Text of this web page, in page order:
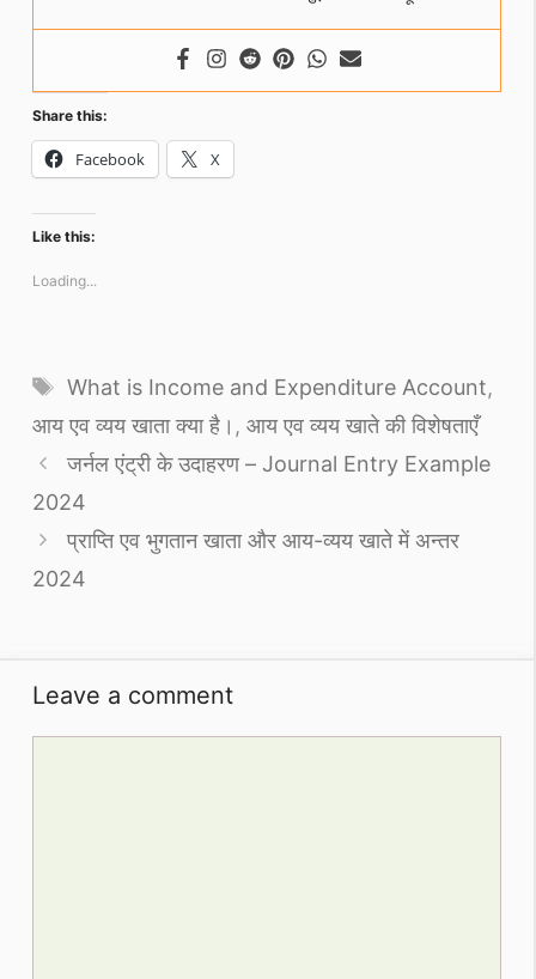
Share this:
Facebook X
Like this:
Loading...
Tags
What is Income and Expenditure Account,
आय एव व्यय खाता क्या है। , आय एव व्यय खाते की विशेषताएँ
जर्नल एंट्री के उदाहरण – Journal Entry Example
2024
प्राप्ति एव भुगतान खाता और आय-व्यय खाते में अन्तर
2024
Leave a comment